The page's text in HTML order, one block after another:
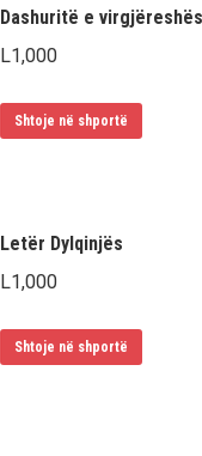
Dashuritë e
L1,000
Shtoje në shportë
Letër Dylqinjës
L1,000
Shtoje në shportë